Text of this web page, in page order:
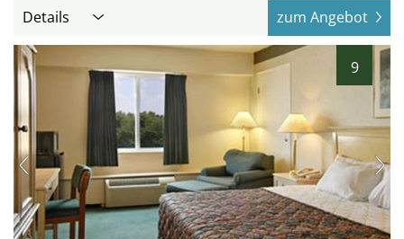
Details zum Angebot
9